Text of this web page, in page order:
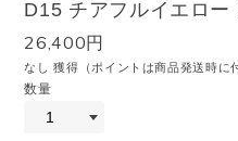
D15 チアフルイエロー
26,400円
なし 獲得（ポイントは商品発送時に
数量